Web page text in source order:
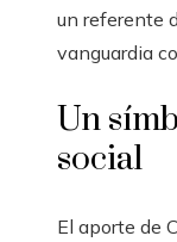
un referente
vanguardia
Un
social
El aporte de